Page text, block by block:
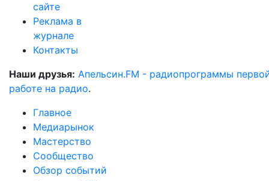
сайте
Реклама в
журнале
Контакты
Наши друзья: Апельсин.FM - радиопрограммы
работе на радио.
Главное
Медиарынок
Мастерство
Сообщество
Обзор событий